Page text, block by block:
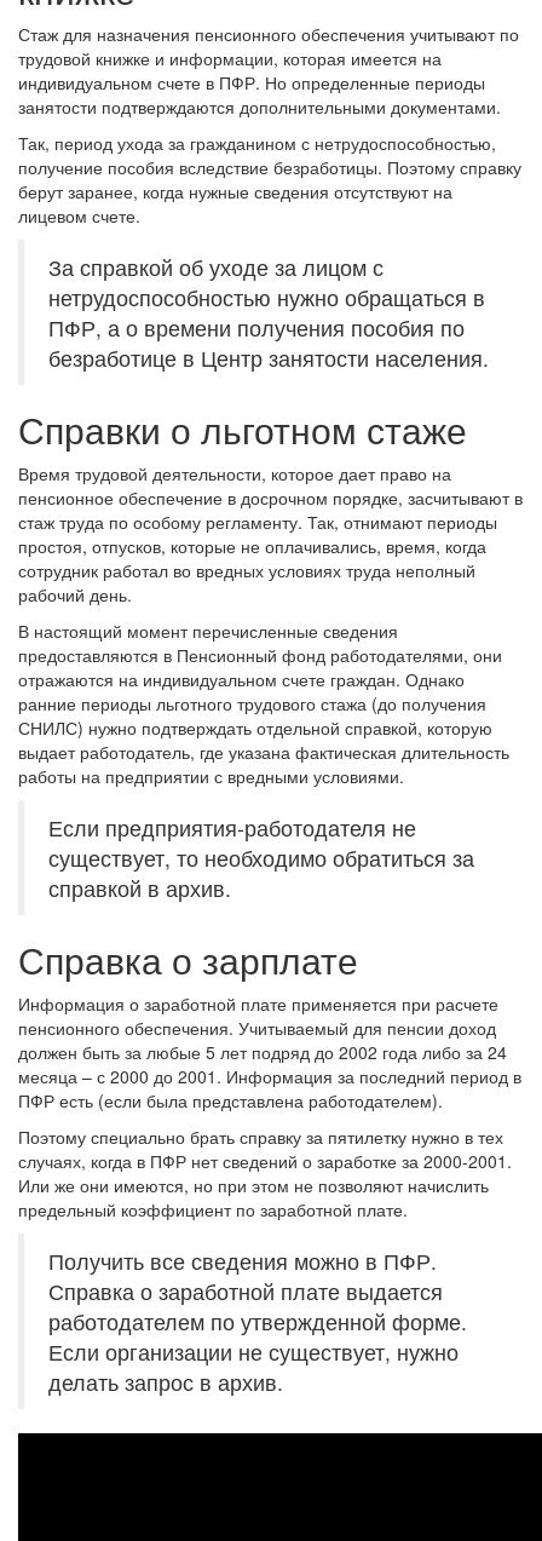
Стаж для назначения пенсионного обеспечения учитывают по
трудовой книжке и информации, которая имеется на
индивидуальном счете в ПФР. Но определенные периоды
занятости подтверждаются дополнительными документами.
Так, период ухода за гражданином с нетрудоспособностью,
получение пособия вследствие безработицы. Поэтому справку
берут заранее, когда нужные сведения отсутствуют на
лицевом счете.
За справкой об уходе за лицом с
нетрудоспособностью нужно обращаться в
ПФР, а о времени получения пособия по
безработице в Центр занятости населения.
Справки о льготном стаже
Время трудовой деятельности, которое дает право на
пенсионное обеспечение в досрочном порядке, засчитывают в
стаж труда по особому регламенту. Так, отнимают периоды
простоя, отпусков, которые не оплачивались, время, когда
сотрудник работал во вредных условиях труда неполный
рабочий день.
В настоящий момент перечисленные сведения
предоставляются в Пенсионный фонд работодателями, они
отражаются на индивидуальном счете граждан. Однако
ранние периоды льготного трудового стажа (до получения
СНИЛС) нужно подтверждать отдельной справкой, которую
выдает работодатель, где указана фактическая длительность
работы на предприятии с вредными условиями.
Если предприятия-работодателя не
существует, то необходимо обратиться за
справкой в архив.
Справка о зарплате
Информация о заработной плате применяется при расчете
пенсионного обеспечения. Учитываемый для пенсии доход
должен быть за любые 5 лет подряд до 2002 года либо за 24
месяца – с 2000 до 2001. Информация за последний период в
ПФР есть (если была представлена работодателем).
Поэтому специально брать справку за пятилетку нужно в тех
случаях, когда в ПФР нет сведений о заработке за 2000-2001.
Или же они имеются, но при этом не позволяют начислить
предельный коэффициент по заработной плате.
Получить все сведения можно в ПФР.
Справка о заработной плате выдается
работодателем по утвержденной форме.
Если организации не существует, нужно
делать запрос в архив.